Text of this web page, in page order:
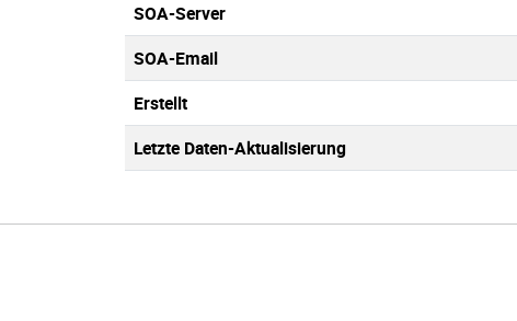
SOA-Server
SOA-Email
Erstellt
Letzte Daten-Aktualisierung